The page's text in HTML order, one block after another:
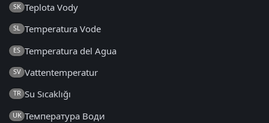
SK Teplota Vody
SL Temperatura Vode
ES Temperatura del Agua
SV Vattentemperatur
TR Su Sıcaklığı
UK Температура Води